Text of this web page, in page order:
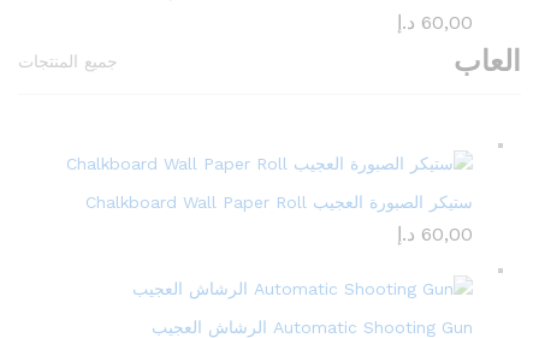
60,00 د.إ
العاب جميع المنتجات
ستيكر الصبورة العجيب Chalkboard Wall Paper Roll
60,00 د.إ
Automatic Shooting Gun الرشاش العجيب